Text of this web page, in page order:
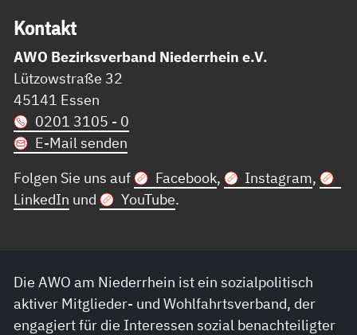
Kon­takt
AWO Bezirksverband Niederrhein e.V.
Lützowstraße 32
45141 Essen
0201 3105 - 0
E-Mail senden
Folgen Sie uns auf
Facebook, Instagram,
LinkedIn und YouTube.
Die AWO am Niederrhein ist ein sozialpolitisch
aktiver Mitglieder- und Wohlfahrtsverband, der
engagiert für die Interessen sozial benachteiligter